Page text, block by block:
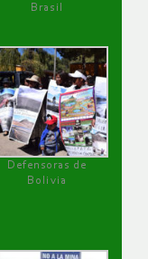
Brasil
Defensoras de
Bolivia